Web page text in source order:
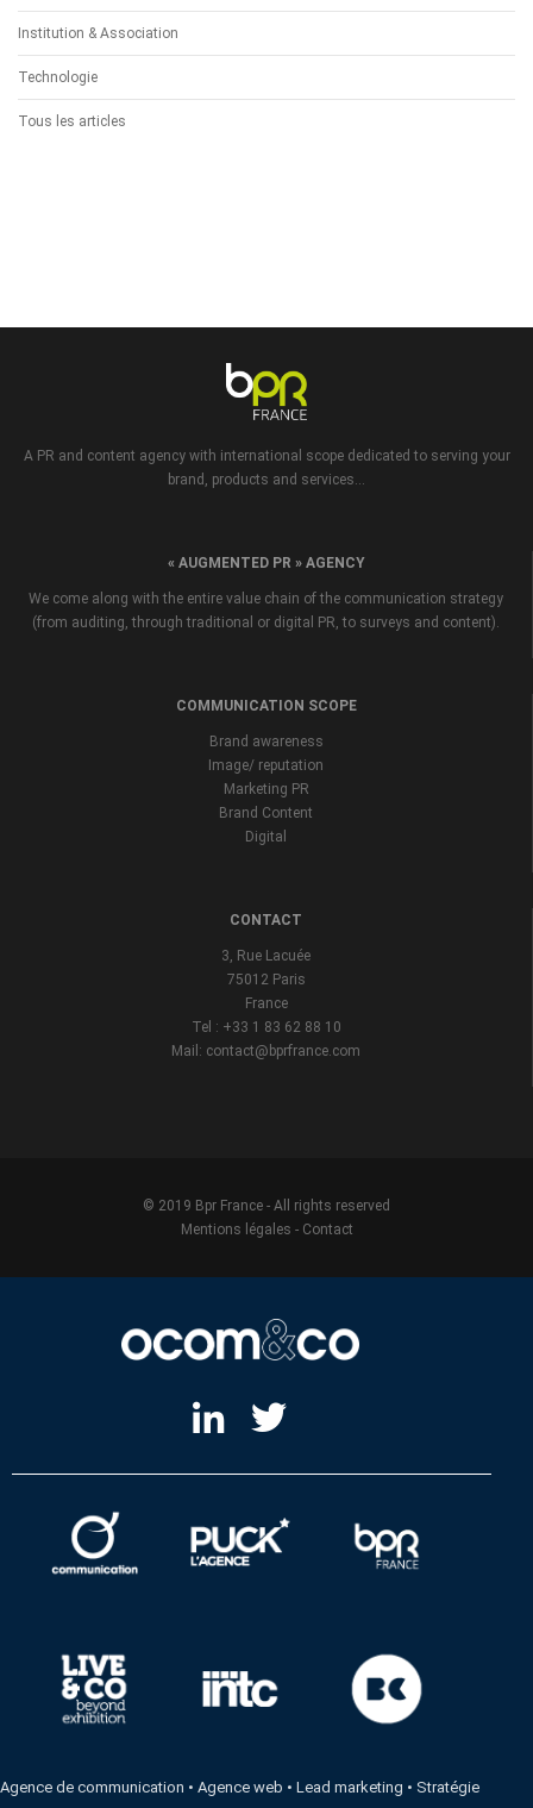
Institution & Association
Technologie
Tous les articles
A PR and content agency with international scope dedicated to serving your
brand, products and services...
« AUGMENTED PR » AGENCY
We come along with the entire value chain of the communication strategy
(from auditing, through traditional or digital PR, to surveys and content).
COMMUNICATION SCOPE
Brand awareness
Image/ reputation
Marketing PR
Brand Content
Digital
CONTACT
3, Rue Lacuée
75012 Paris
France
Tel : +33 1 83 62 88 10
Mail: contact@bprfrance.com
© 2019 Bpr France - All rights reserved
Mentions légales - Contact
Agence de communication •Agence web •Lead marketing • Stratégie